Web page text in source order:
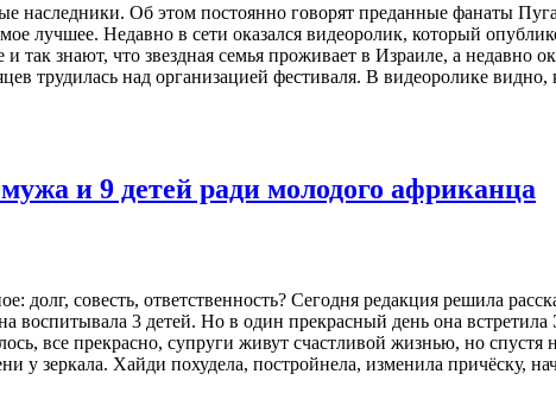
наследники. Об этом постоянно говорят преданные фанаты
лучшее. Недавно в сети оказался видеоролик, который
так знают, что звездная семья проживает в Израиле, а
трудилась над организацией фестиваля. В видеоролике
и 9 детей ради молодого африканца
долг, совесть, ответственность? Сегодня редакция решила
воспитывала 3 детей. Но в один прекрасный день она
все прекрасно, супруги живут счастливой жизнью, но
у зеркала. Хайди похудела, постройнела, изменила причёску,